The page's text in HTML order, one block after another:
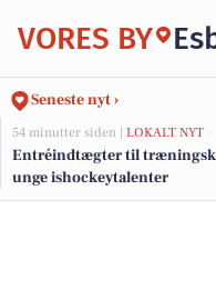
VORES BY
Seneste nyt ›
54 minutter siden | LOKALT NYT
Entréindtægter til
unge ishockeytalenter